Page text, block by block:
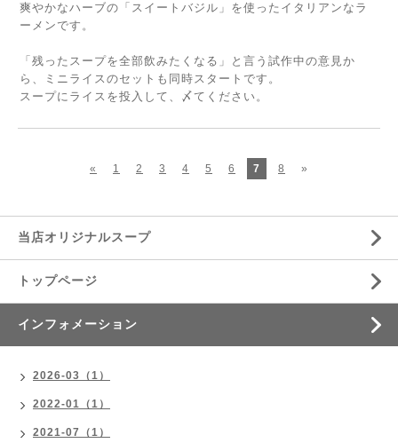
爽やかなハーブの「スイートバジル」を使ったイタリアンなラ
ーメンです。
「残ったスープを全部飲みたくなる」と言う試作中の意見か
ら、ミニライスのセットも同時スタートです。
スープにライスを投入して、〆てください。
« 1 2 3 4 5 6 7 8 »
当店オリジナルスープ
トップページ
インフォメーション
2026-03（1）
2022-01（1）
2021-07（1）